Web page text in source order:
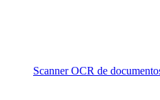
Scanner OCR de